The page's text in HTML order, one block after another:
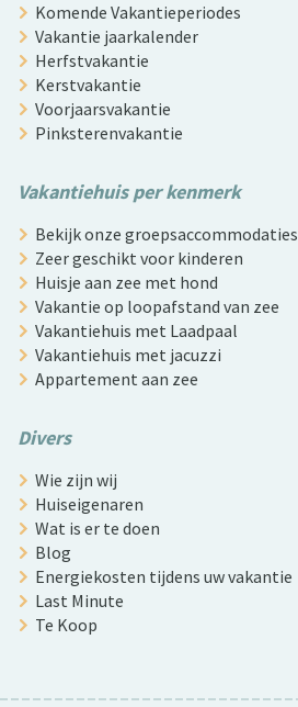
Komende Vakantieperiodes
Vakantie jaarkalender
Herfstvakantie
Kerstvakantie
Voorjaarsvakantie
Pinksterenvakantie
Vakantiehuis per kenmerk
Bekijk onze groepsaccommodaties
Zeer geschikt voor kinderen
Huisje aan zee met hond
Vakantie op loopafstand van zee
Vakantiehuis met Laadpaal
Vakantiehuis met jacuzzi
Appartement aan zee
Divers
Wie zijn wij
Huiseigenaren
Wat is er te doen
Blog
Energiekosten tijdens uw vakantie
Last Minute
Te Koop